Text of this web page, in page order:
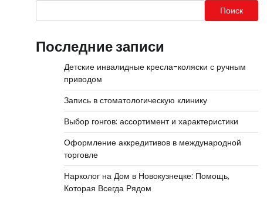
Поиск
Последние записи
Детские инвалидные кресла-коляски с ручным
приводом
Запись в стоматологическую клинику
Выбор гонгов: ассортимент и характеристики
Оформление аккредитивов в международной
торговле
Нарколог на Дом в Новокузнецке: Помощь,
Которая Всегда Рядом